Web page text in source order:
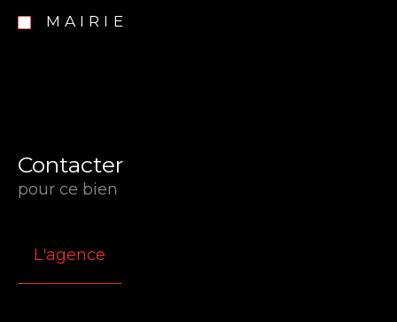
MAIRIE
Contacter
pour ce bien
L'agence